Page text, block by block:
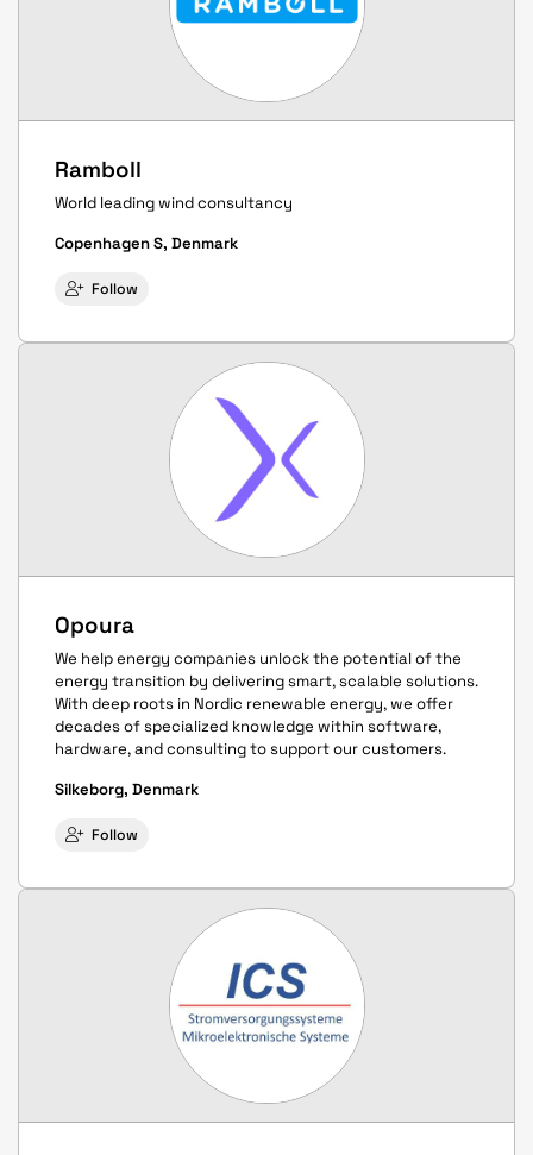
Ramboll
World leading wind consultancy
Copenhagen S, Denmark
Follow
Opoura
We help energy companies unlock the potential of the
energy transition by delivering smart, scalable solutions.
With deep roots in Nordic renewable energy, we offer
decades of specialized knowledge within software,
hardware, and consulting to support our customers.
Silkeborg, Denmark
Follow